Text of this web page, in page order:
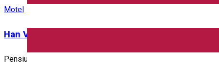
Motel
Han Vestem ***
Pensiune Han Vestem Padurea Dumbravii, Muzeul ASTRA